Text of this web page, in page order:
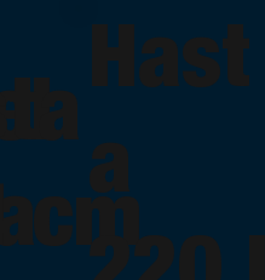
cm
Hast
a